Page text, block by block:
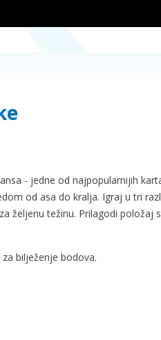
- jedne od najpopularnijih
od asa do kralja. Igraj u tri
željenu težinu. Prilagodi položaj
bilježenje bodova.